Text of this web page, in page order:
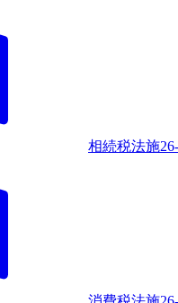
相続税法施